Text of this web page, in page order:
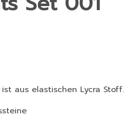
aus elastischen Lycra Stoff.